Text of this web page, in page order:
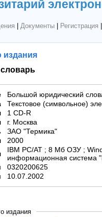
Документы| Регистрация
издания
Большой юридический
Текстовое (символьное)
1 CD-R
г. Москва
ЗАО "Термика"
2000
IBM PC/AT ; 8 Мб ОЗУ ;
информационная система
0320200625
10.07.2002
издания